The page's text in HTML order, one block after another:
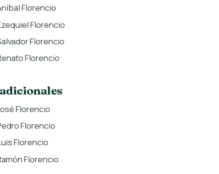
Florencio
Florencio
Florencio
Florencio
Florencio
Florencio
Florencio
Florencio